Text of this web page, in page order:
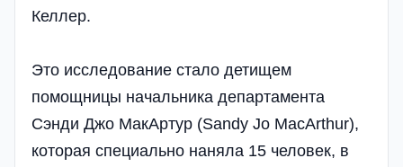
Келлер.
Это исследование стало детищем
помощницы начальника департамента
Сэнди Джо МакАртур (Sandy Jo MacArthur),
которая специально наняла 15 человек, в